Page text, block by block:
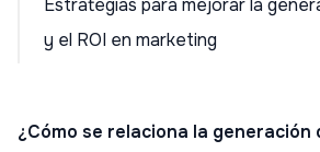
Estrategias para mejorar la
y el ROI en marketing
¿Cómo se relaciona la generación